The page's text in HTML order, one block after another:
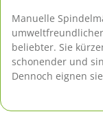
Manuelle
beliebter. Sie
schonender und
Dennoch eignen